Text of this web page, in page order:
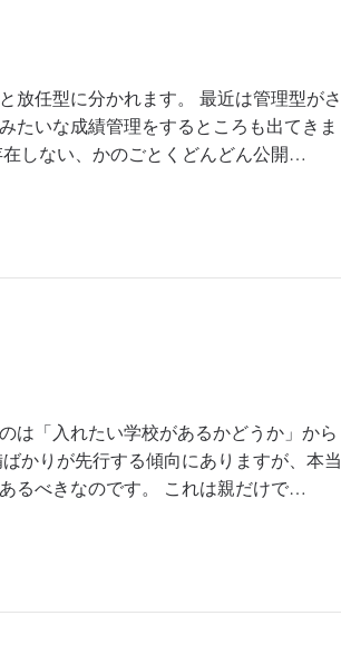
放任型に分かれます。 最近は管理型がさ
たいな成績管理をするところも出てきま
しない、かのごとくどんどん公開…
は「入れたい学校があるかどうか」から
かりが先行する傾向にありますが、本当
るべきなのです。 これは親だけで…